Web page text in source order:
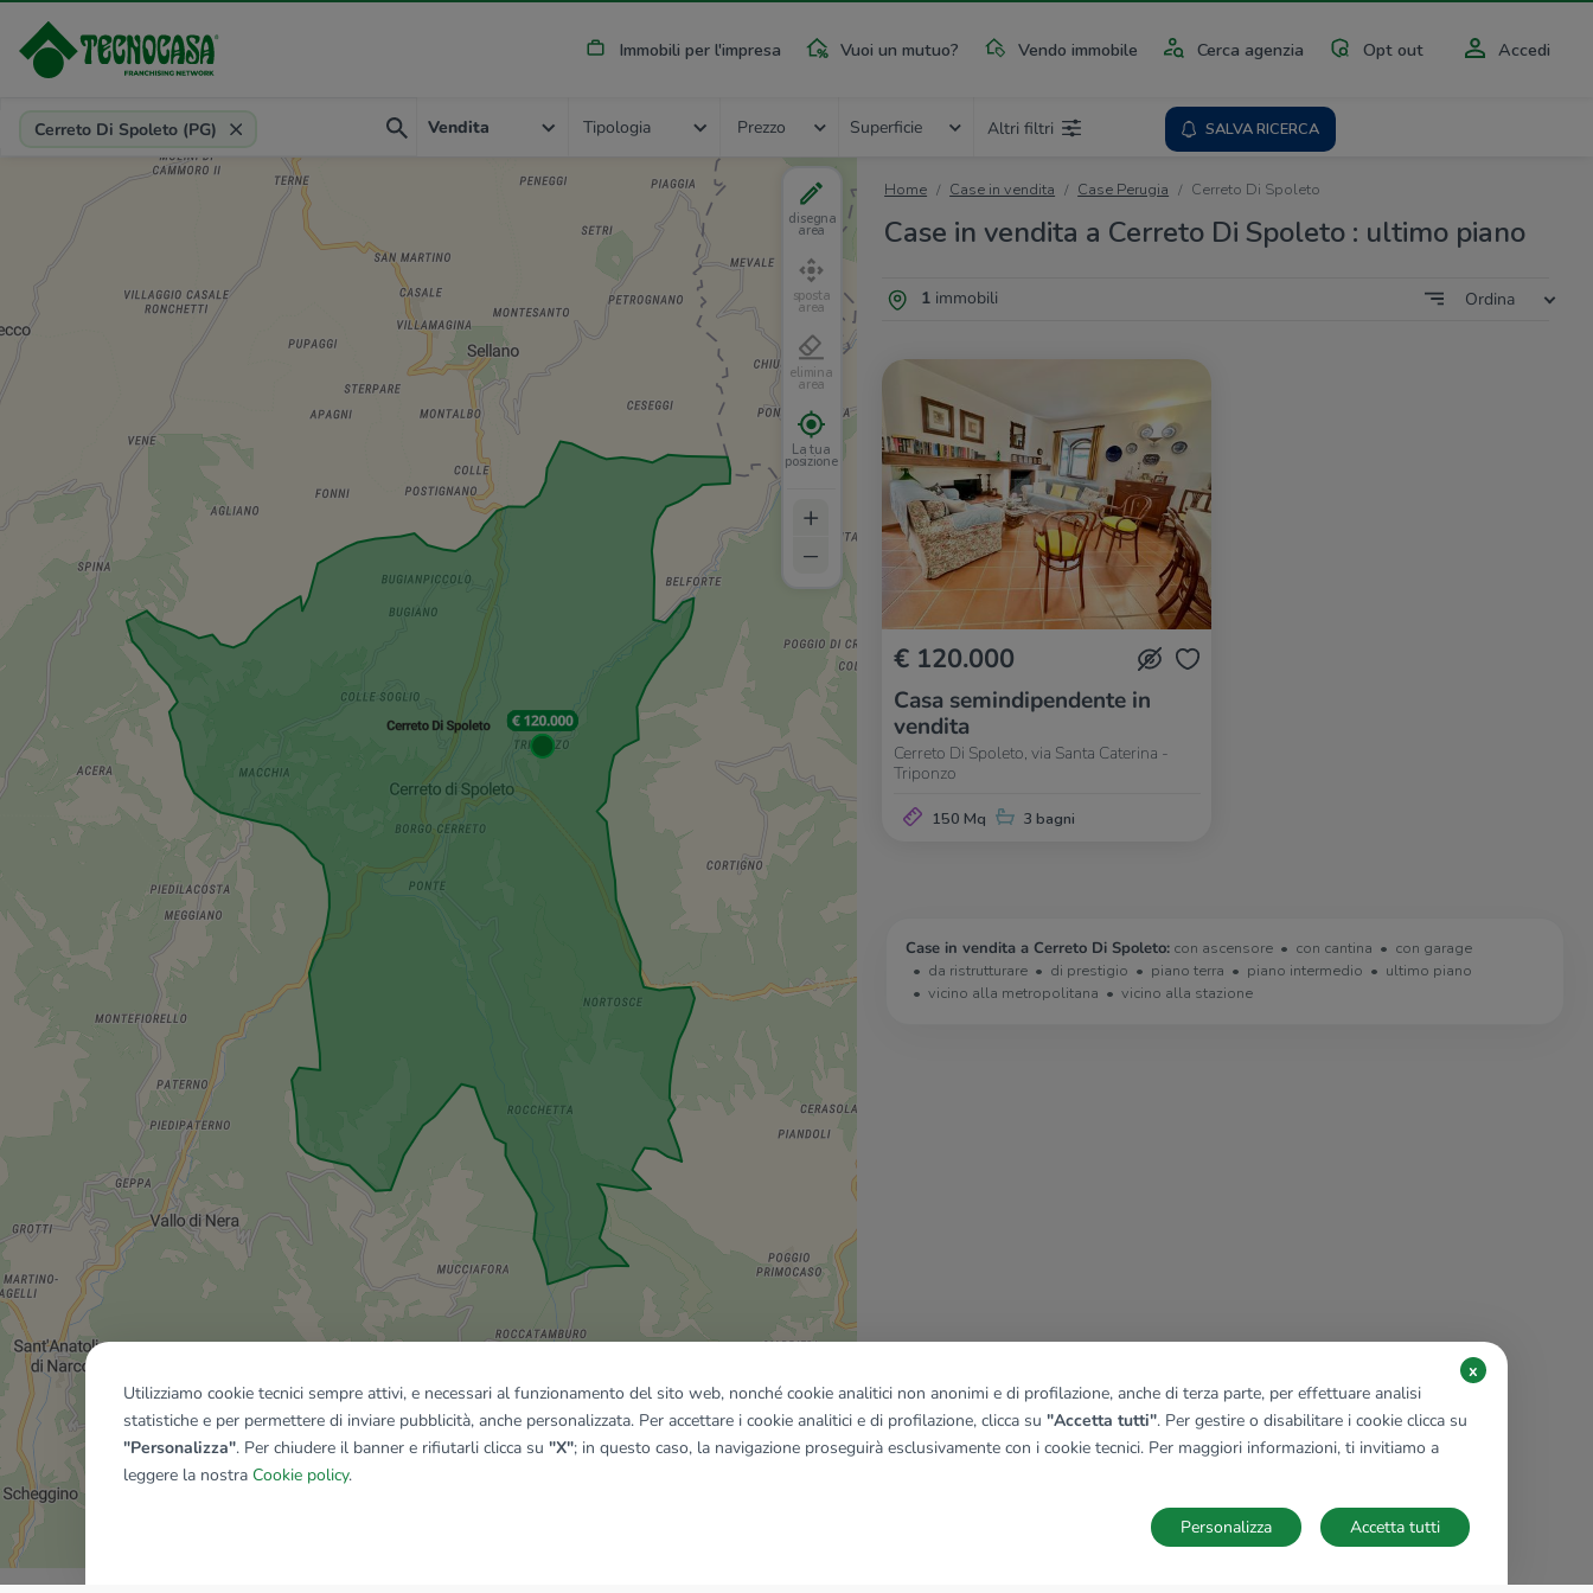
Immobili per l'impresa Vuoi un mutuo? Vendo immobile Cerca agenzia Opt out Accedi
Provincia, comune, zona, riferimento
Cerreto Di Spoleto (PG) Vendita Tipologia Prezzo Superficie Altri filtri SALVA RICERCA
Home Case in vendita Case Perugia Cerreto Di Spoleto
Case in vendita a Cerreto Di Spoleto : ultimo piano
1immobili Ordina
€ 120.000
Casa semindipendente in
vendita
Cerreto Di Spoleto, via Santa Caterina -
Triponzo
150 Mq 3 bagni
Case in vendita a Cerreto Di Spoleto: con ascensore con cantina
con garage
da ristrutturare
di prestigio piano terra piano intermedio
ultimo piano
vicino alla metropolitana
vicino alla stazione
disegna
area
sposta
area
elimina
area
La tua
posizione
+
–
Mostra tutti gli immobili del riquadro
Utilizziamo cookie tecnici sempre attivi, e necessari al funzionamento del sito web, nonché cookie analitici non anonimi e di profilazione, anche di terza parte, per effettuare analisi
statistiche e per permettere di inviare pubblicità, anche personalizzata. Per accettare i cookie analitici e di profilazione, clicca su "Accetta tutti". Per gestire o disabilitare i cookie clicca su
"Personalizza". Per chiudere il banner e rifiutarli clicca su "X"; in questo caso, la navigazione proseguirà esclusivamente con i cookie tecnici. Per maggiori informazioni, ti invitiamo a
leggere la nostra Cookie policy.
x
Accetta tutti
Personalizza